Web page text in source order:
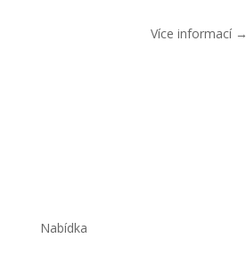
Více informací →
Nabídka